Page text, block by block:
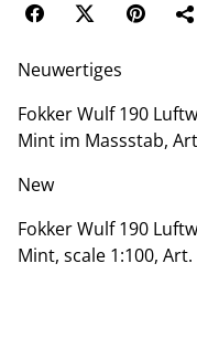
Neuwertiges
Fokker Wulf 190
Mint im Massstab,
New
Fokker Wulf 190
Mint, scale 1:100,